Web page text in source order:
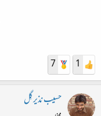
1
7
حسیب نذیر گِل